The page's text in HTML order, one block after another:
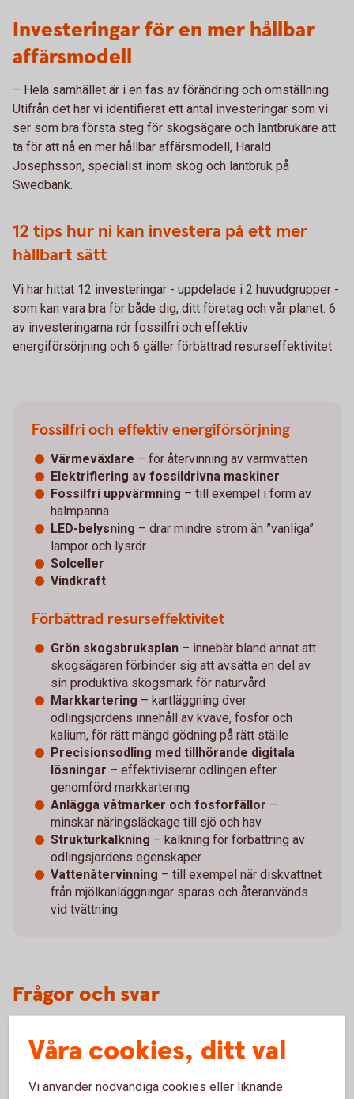
Investeringar för en mer hållbar
affärsmodell
– Hela samhället är i en fas av förändring och omställning.
Utifrån det har vi identifierat ett antal investeringar som vi
ser som bra första steg för skogsägare och lantbrukare att
ta för att nå en mer hållbar affärsmodell, Harald
Josephsson, specialist inom skog och lantbruk på
Swedbank.
12 tips hur ni kan investera på ett mer
hållbart sätt
Vi har hittat 12 investeringar - uppdelade i 2 huvudgrupper -
som kan vara bra för både dig, ditt företag och vår planet. 6
av investeringarna rör fossilfri och effektiv
energiförsörjning och 6 gäller förbättrad resurseffektivitet.
Fossilfri och effektiv energiförsörjning
Värmeväxlare – för återvinning av varmvatten
Elektrifiering av fossildrivna maskiner
Fossilfri uppvärmning – till exempel i form av
halmpanna
LED-belysning – drar mindre ström än ”vanliga”
lampor och lysrör
Solceller
Vindkraft
Förbättrad resurseffektivitet
Grön skogsbruksplan – innebär bland annat att
skogsägaren förbinder sig att avsätta en del av
sin produktiva skogsmark för naturvård
Markkartering – kartläggning över
odlingsjordens innehåll av kväve, fosfor och
kalium, för rätt mängd gödning på rätt ställe
Precisionsodling med tillhörande digitala
lösningar – effektiviserar odlingen efter
genomförd markkartering
Anlägga våtmarker och fosforfällor –
minskar näringsläckage till sjö och hav
Strukturkalkning – kalkning för förbättring av
odlingsjordens egenskaper
Vattenåtervinning – till exempel när diskvattnet
från mjölkanläggningar sparas och återanvänds
vid tvättning
Frågor och svar
Varför är det viktigt att investera på ett hållbart
sätt?
Våra cookies, ditt val
Vi använder nödvändiga cookies eller liknande